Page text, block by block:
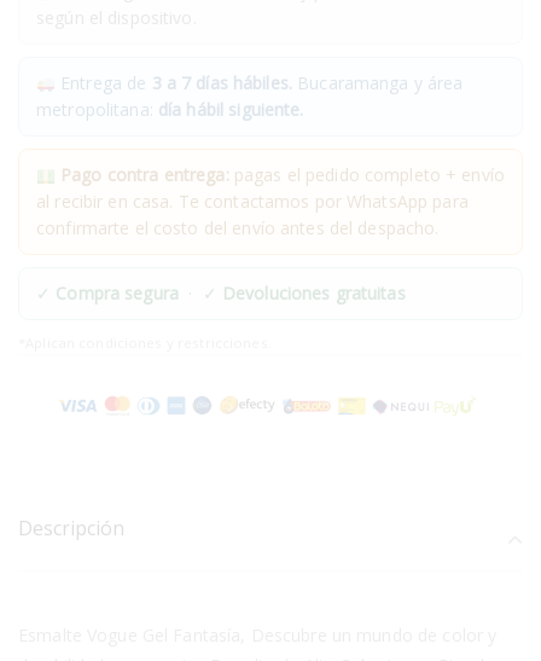
Entrega de 3 a 7 días hábiles. Bucaramanga y área
metropolitana: día hábil siguiente.
Pago contra entrega: pagas el pedido completo + envío
al recibir en casa. Te contactamos por WhatsApp para
confirmarte el costo del envío antes del despacho.
✓ Compra segura · ✓ Devoluciones gratuitas
Descripción